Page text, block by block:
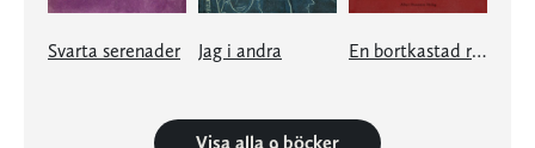
Svarta serenader Jag i andra En bortkastad ros
Visa alla 9 böcker